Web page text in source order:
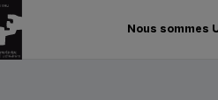
Nous sommes